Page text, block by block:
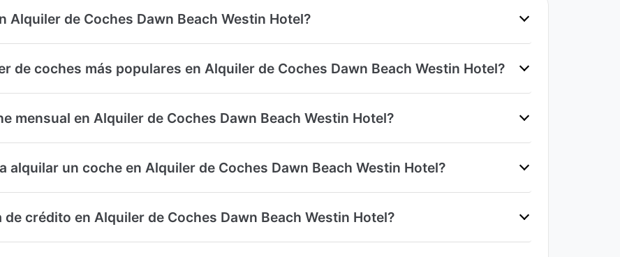
Alquiler de Coches Dawn Beach Westin Hotel?
de coches más populares en Alquiler de Coches Dawn Beach Westin Hotel?
mensual en Alquiler de Coches Dawn Beach Westin Hotel?
alquilar un coche en Alquiler de Coches Dawn Beach Westin Hotel?
crédito en Alquiler de Coches Dawn Beach Westin Hotel?